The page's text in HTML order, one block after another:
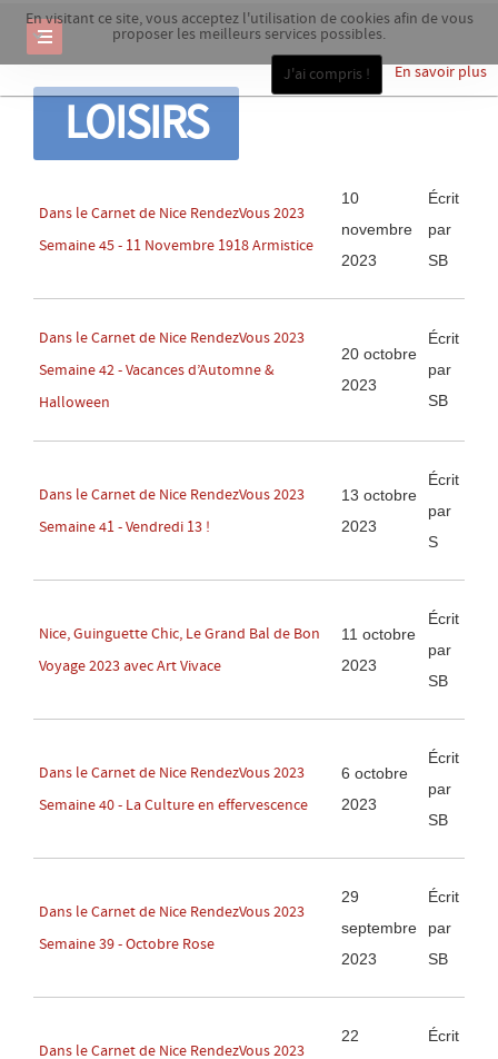
En visitant ce site, vous acceptez l'utilisation de cookies afin de vous
proposer les meilleurs services possibles.
En savoir plus
J'ai compris !
LOISIRS
Dans le Carnet de Nice RendezVous 2023
Semaine 45 - 11 Novembre 1918 Armistice
10
novembre
2023
Écrit
par
SB
Dans le Carnet de Nice RendezVous 2023
Semaine 42 - Vacances d’Automne &
Halloween
20 octobre
2023
Écrit
par
SB
Dans le Carnet de Nice RendezVous 2023
Semaine 41 - Vendredi 13 !
13 octobre
2023
Écrit
par
S
Nice, Guinguette Chic, Le Grand Bal de Bon
Voyage 2023 avec Art Vivace
11 octobre
2023
Écrit
par
SB
Dans le Carnet de Nice RendezVous 2023
Semaine 40 - La Culture en effervescence
6 octobre
2023
Écrit
par
SB
Dans le Carnet de Nice RendezVous 2023
Semaine 39 - Octobre Rose
29
septembre
2023
Écrit
par
SB
Dans le Carnet de Nice RendezVous 2023
22
Écrit